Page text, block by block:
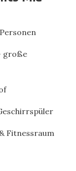
große
Fitnessraum